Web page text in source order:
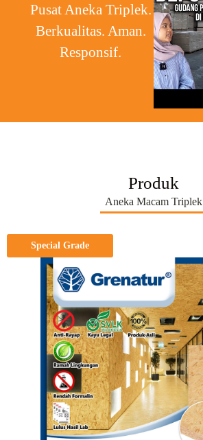
Pusat Aneka Triplek.
Berkualitas. Aman.
Responsif.
Produk
Aneka Macam Triplek
Special Grade